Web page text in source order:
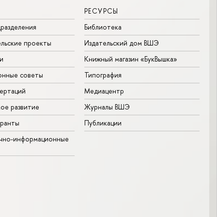
проекты
советы
развитие
информационные
РЕСУРСЫ
Библиотека
Издательский дом ВШЭ
Книжный магазин «БукВышка»
Типография
Медиацентр
Журналы ВШЭ
Публикации